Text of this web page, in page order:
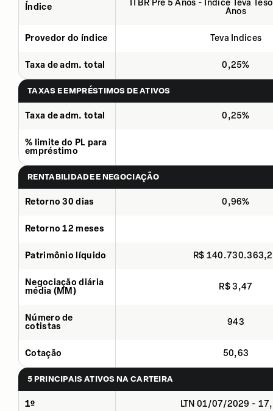
Índice
ITBR Pré 5 Anos - Índice Teva
Anos
Provedor do índice Teva Indices
Taxa de adm. total 0,25%
TAXAS E EMPRÉSTIMOS DE ATIVOS
Taxa de adm. total 0,25%
% limite do PL para
empréstimo
RENTABILIDADE E NEGOCIAÇÃO
Retorno 30 dias 0,96%
Retorno 12 meses
Patrimônio líquido R$
Negociação diária
média (MM)
R$ 3,47
Número de
cotistas
943
Cotação 50,63
5 PRINCIPAIS ATIVOS NA CARTEIRA
1º LTN 01/07/2029 -